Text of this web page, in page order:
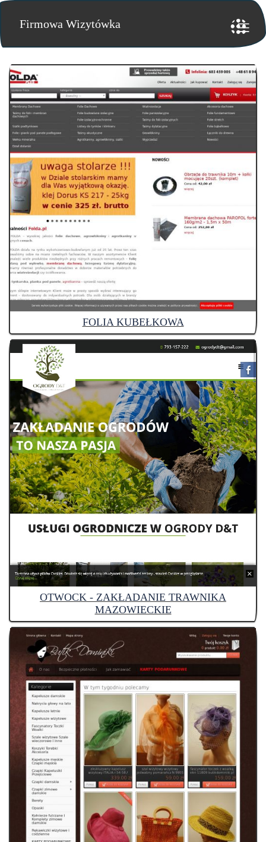
Firmowa Wizytówka
FOLIA KUBEŁKOWA
OTWOCK - ZAKŁADANIE TRAWNIKA
MAZOWIECKIE